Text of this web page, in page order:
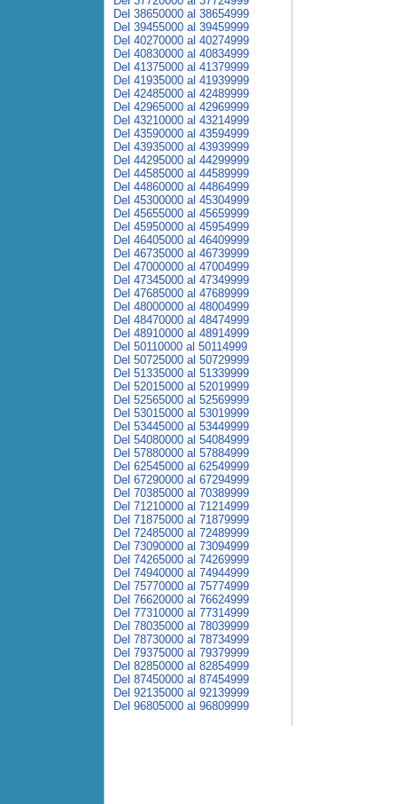
Del 38650000 al 38654999
Del 39455000 al 39459999
Del 40270000 al 40274999
Del 40830000 al 40834999
Del 41375000 al 41379999
Del 41935000 al 41939999
Del 42485000 al 42489999
Del 42965000 al 42969999
Del 43210000 al 43214999
Del 43590000 al 43594999
Del 43935000 al 43939999
Del 44295000 al 44299999
Del 44585000 al 44589999
Del 44860000 al 44864999
Del 45300000 al 45304999
Del 45655000 al 45659999
Del 45950000 al 45954999
Del 46405000 al 46409999
Del 46735000 al 46739999
Del 47000000 al 47004999
Del 47345000 al 47349999
Del 47685000 al 47689999
Del 48000000 al 48004999
Del 48470000 al 48474999
Del 48910000 al 48914999
Del 50110000 al 50114999
Del 50725000 al 50729999
Del 51335000 al 51339999
Del 52015000 al 52019999
Del 52565000 al 52569999
Del 53015000 al 53019999
Del 53445000 al 53449999
Del 54080000 al 54084999
Del 57880000 al 57884999
Del 62545000 al 62549999
Del 67290000 al 67294999
Del 70385000 al 70389999
Del 71210000 al 71214999
Del 71875000 al 71879999
Del 72485000 al 72489999
Del 73090000 al 73094999
Del 74265000 al 74269999
Del 74940000 al 74944999
Del 75770000 al 75774999
Del 76620000 al 76624999
Del 77310000 al 77314999
Del 78035000 al 78039999
Del 78730000 al 78734999
Del 79375000 al 79379999
Del 82850000 al 82854999
Del 87450000 al 87454999
Del 92135000 al 92139999
Del 96805000 al 96809999